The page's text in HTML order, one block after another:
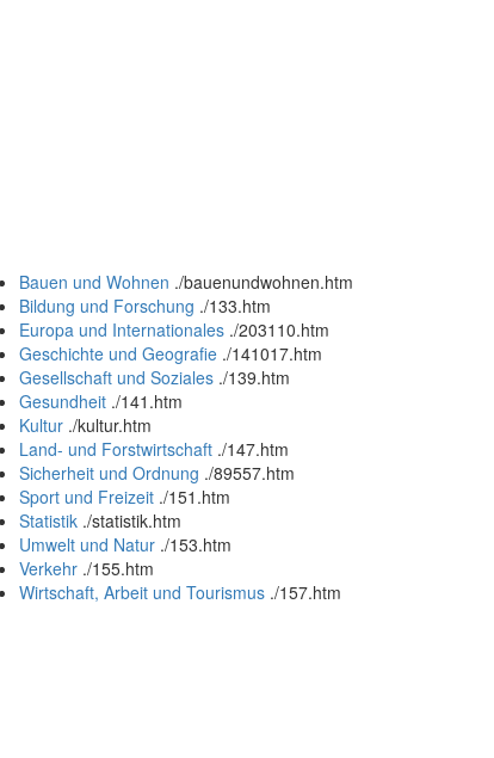
Bauen und Wohnen ./bauenundwohnen.htm
Bildung und Forschung ./133.htm
Europa und Internationales ./203110.htm
Geschichte und Geografie ./141017.htm
Gesellschaft und Soziales ./139.htm
Gesundheit ./141.htm
Kultur ./kultur.htm
Land- und Forstwirtschaft ./147.htm
Sicherheit und Ordnung ./89557.htm
Sport und Freizeit ./151.htm
Statistik ./statistik.htm
Umwelt und Natur ./153.htm
Verkehr ./155.htm
Wirtschaft, Arbeit und Tourismus ./157.htm